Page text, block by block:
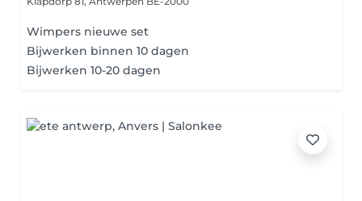
Wimpers nieuwe set
Bijwerken binnen 10 dagen
Bijwerken 10-20 dagen